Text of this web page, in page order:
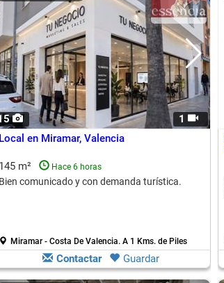
1
Local en Miramar, Valencia
145 m² Hace 6 horas
Bien comunicado y con demanda turística.
Miramar - Costa De Valencia. A 1 Kms. de Piles
Contactar Guardar